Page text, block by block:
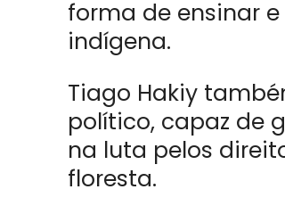
forma de ensinar
indígena.
Tiago Hakiy
político, capaz de
na luta pelos
floresta.